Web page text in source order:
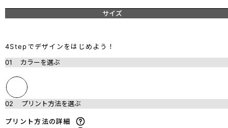
サイズ
4Stepでデザインをはじめよう！
01
カラーを選ぶ
02 プリント方法を選ぶ
プリント方法の詳細